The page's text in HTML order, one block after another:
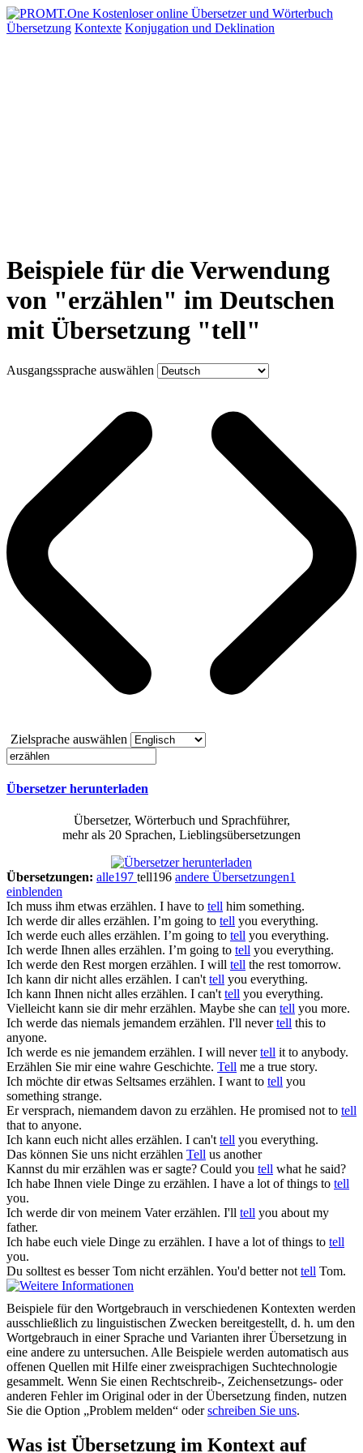
Übersetzung Kontexte Konjugation und Deklination
Beispiele für die Verwendung
von "erzählen" im Deutschen
mit Übersetzung "tell"
Ausgangssprache auswählen
Zielsprache auswählen
Übersetzer herunterladen
Übersetzer, Wörterbuch und Sprachführer,
mehr als 20 Sprachen, Lieblingsübersetzungen
Übersetzungen: alle197 tell196 andere Übersetzungen1
einblenden
Ich muss ihm etwas erzählen. I have to tell him something.
Ich werde dir alles erzählen. I’m going to tell you everything.
Ich werde euch alles erzählen. I’m going to tell you everything.
Ich werde Ihnen alles erzählen. I’m going to tell you everything.
Ich werde den Rest morgen erzählen. I will tell the rest tomorrow.
Ich kann dir nicht alles erzählen. I can'ttell you everything.
Ich kann Ihnen nicht alles erzählen. I can'ttell you everything.
Vielleicht kann sie dir mehrerzählen. Maybe she can tell you more.
Ich werde das niemals jemandem erzählen. I'll nevertell this to
anyone.
Ich werde es nie jemandem erzählen. I will nevertell it to anybody.
Erzählen Sie mir eine wahre Geschichte. Tell me a true story.
Ich möchte dir etwas Seltsames erzählen. I want to tell you
something strange.
Er versprach, niemandem davon zu erzählen. He promised not to tell
that to anyone.
Ich kann euch nicht alles erzählen. I can'ttell you everything.
Das können Sie uns nichterzählen Tell us another
Kannst du mirerzählen was er sagte? Could you tell what he said?
Ich habe Ihnen viele Dinge zu erzählen. I have a lot of things to tell
you.
Ich werde dir von meinem Vatererzählen. I'll tell you about my
father.
Ich habe euch viele Dinge zu erzählen. I have a lot of things to tell
you.
Du solltest es besser Tom nichterzählen. You'd better nottell Tom.
Beispiele für den Wortgebrauch in verschiedenen Kontexten werden
ausschließlich zu linguistischen Zwecken bereitgestellt, d. h. um den
Wortgebrauch in einer Sprache und Varianten ihrer Übersetzung in
eine andere zu untersuchen. Alle Beispiele werden automatisch aus
offenen Quellen mit Hilfe einer zweisprachigen Suchtechnologie
gesammelt. Wenn Sie einen Rechtschreib-, Zeichensetzungs- oder
anderen Fehler im Original oder in der Übersetzung finden, nutzen
Sie die Option „Problem melden“ oderschreiben Sie uns.
Was ist Übersetzung im Kontext auf